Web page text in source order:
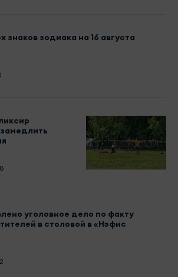
знаков зодиака на 16 августа
уголовное дело по факту
в столовой в «Нэфис